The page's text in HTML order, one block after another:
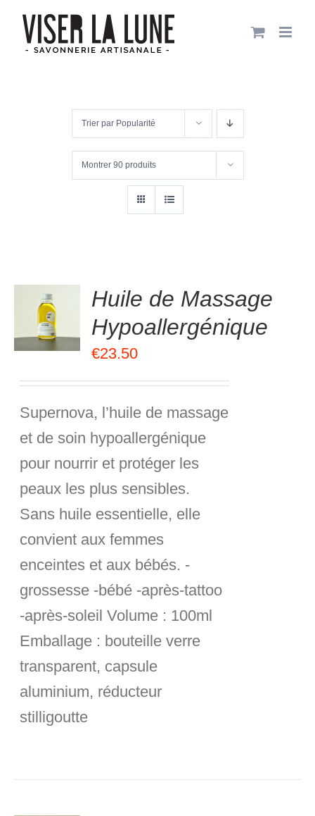
Passer
Trier par Popularité
Montrer 90 produits
Huile de Massage
Hypoallergénique
€23.50
Supernova, l’huile de massage
et de soin hypoallergénique
pour nourrir et protéger les
peaux les plus sensibles.
Sans huile essentielle, elle
convient aux femmes
enceintes et aux bébés. -
grossesse -bébé -après-tattoo
-après-soleilVolume : 100ml
Emballage : bouteille verre
transparent, capsule
aluminium, réducteur
stilligoutte